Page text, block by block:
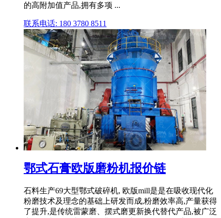
的高附加值产品,拥有多项 ...
联系电话: 180 3780 8511
鄂式石膏欧版磨粉机报价链
石料生产69大型鄂式破碎机, 欧版mill是是在吸收现代化
粉磨技术及理念的基础上研发而成,粉磨效率高,产量获得
了提升,是传统雷蒙磨、摆式磨更新换代替代产品,被广泛